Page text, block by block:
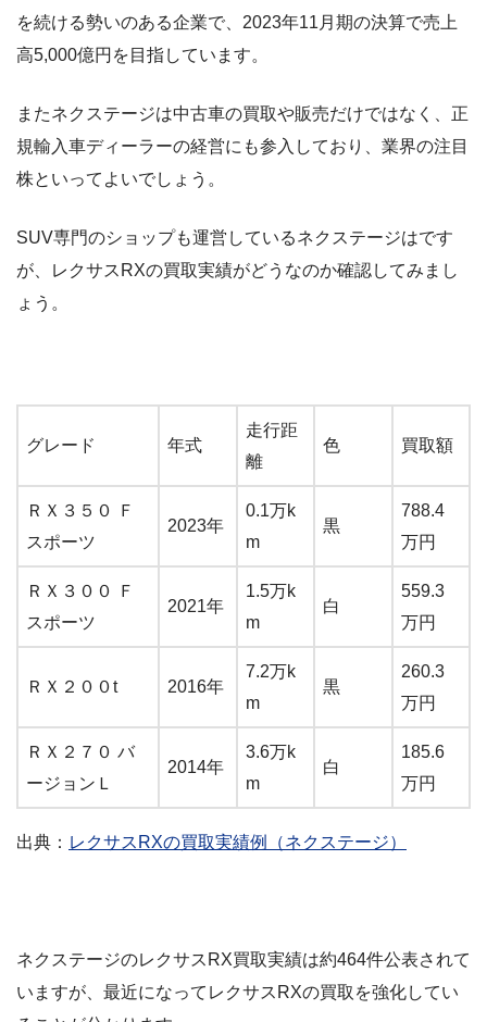
を続ける勢いのある企業で、2023年11月期の決算で売上
高5,000億円を目指しています。
またネクステージは中古車の買取や販売だけではなく、正
規輸入車ディーラーの経営にも参入しており、業界の注目
株といってよいでしょう。
SUV専門のショップも運営しているネクステージはです
が、レクサスRXの買取実績がどうなのか確認してみまし
ょう。
グレード 年式
走行距
離
色 買取額
ＲＸ３５０ Ｆ
スポーツ
2023年
0.1万k
m
黒
788.4
万円
ＲＸ３００ Ｆ
スポーツ
2021年
1.5万k
m
白
559.3
万円
ＲＸ２００t 2016年
7.2万k
m
黒
260.3
万円
ＲＸ２７０ バ
ージョンＬ
2014年
3.6万k
m
白
185.6
万円
出典： レクサスRXの買取実績例（ネクステージ）
ネクステージのレクサスRX買取実績は約464件公表されて
いますが、最近になってレクサスRXの買取を強化してい